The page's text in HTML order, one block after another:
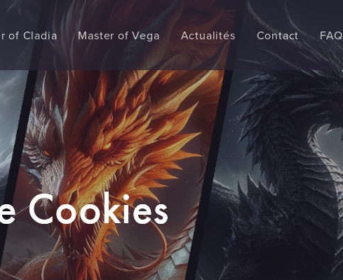
of Cladia Master of Vega Actualités Contact
Cookies